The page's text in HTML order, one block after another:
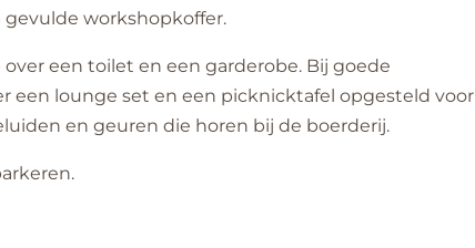
workshopkoffer.
een toilet en een garderobe. Bij goede
een lounge set en een picknicktafel opgesteld voor
en geuren die horen bij de boerderij.